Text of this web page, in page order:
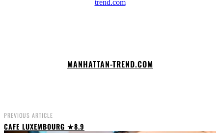
MANHATTAN-TREND.COM
PREVIOUS ARTICLE
CAFE LUXEMBOURG ★8.9